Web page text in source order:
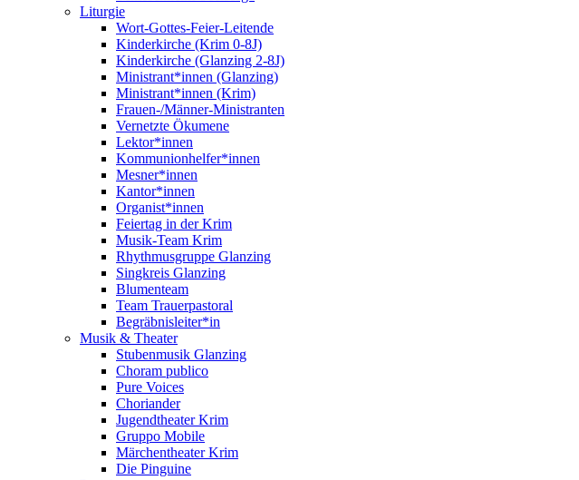
Liturgie
Wort-Gottes-Feier-Leitende
Kinderkirche (Krim 0-8J)
Kinderkirche (Glanzing 2-8J)
Ministrant*innen (Glanzing)
Ministrant*innen (Krim)
Frauen-/Männer-Ministranten
Vernetzte Ökumene
Lektor*innen
Kommunionhelfer*innen
Mesner*innen
Kantor*innen
Organist*innen
Feiertag in der Krim
Musik-Team Krim
Rhythmusgruppe Glanzing
Singkreis Glanzing
Blumenteam
Team Trauerpastoral
Begräbnisleiter*in
Musik & Theater
Stubenmusik Glanzing
Choram publico
Pure Voices
Choriander
Jugendtheater Krim
Gruppo Mobile
Märchentheater Krim
Die Pinguine